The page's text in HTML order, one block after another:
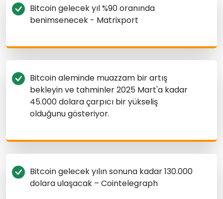
Bitcoin gelecek yıl %90 oranında
benimsenecek - Matrixport
Bitcoin aleminde muazzam bir artış
bekleyin ve tahminler 2025 Mart'a kadar
45.000 dolara çarpıcı bir yükseliş
olduğunu gösteriyor.
Bitcoin gelecek yılın sonuna kadar 130.000
dolara ulaşacak – Cointelegraph